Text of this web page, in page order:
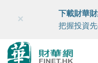
財華智庫網 FINTV
×
下載財華
把握投資